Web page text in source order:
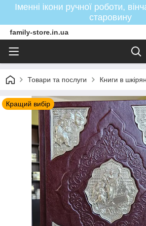
Іменні ікони ручної роботи,
старовину
family-store.in.ua
Товари та послуги Книги в
Кращий вибір